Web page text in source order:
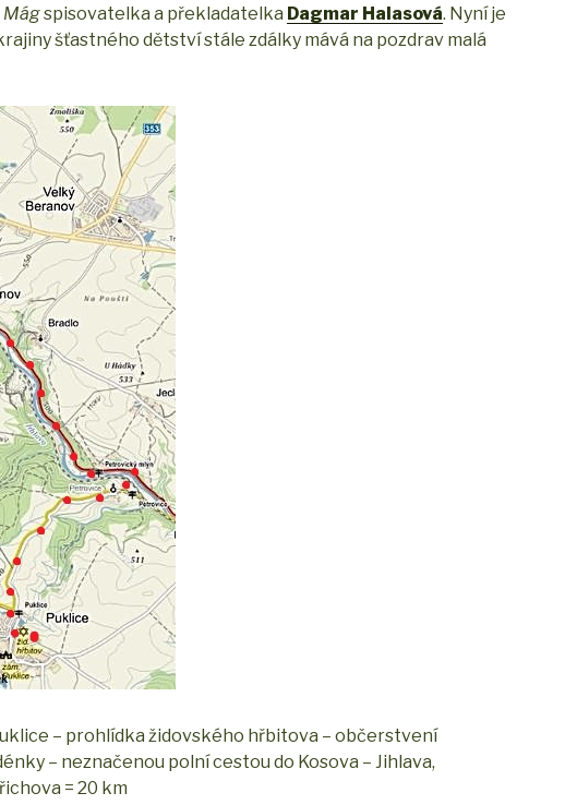
Mágspisovatelka a překladatelka Dagmar Halasová. Nyní je
šťastného dětství stále zdálky mává na pozdrav malá
– prohlídka židovského hřbitova – občerstvení
– neznačenou polní cestou do Kosova – Jihlava,
= 20 km